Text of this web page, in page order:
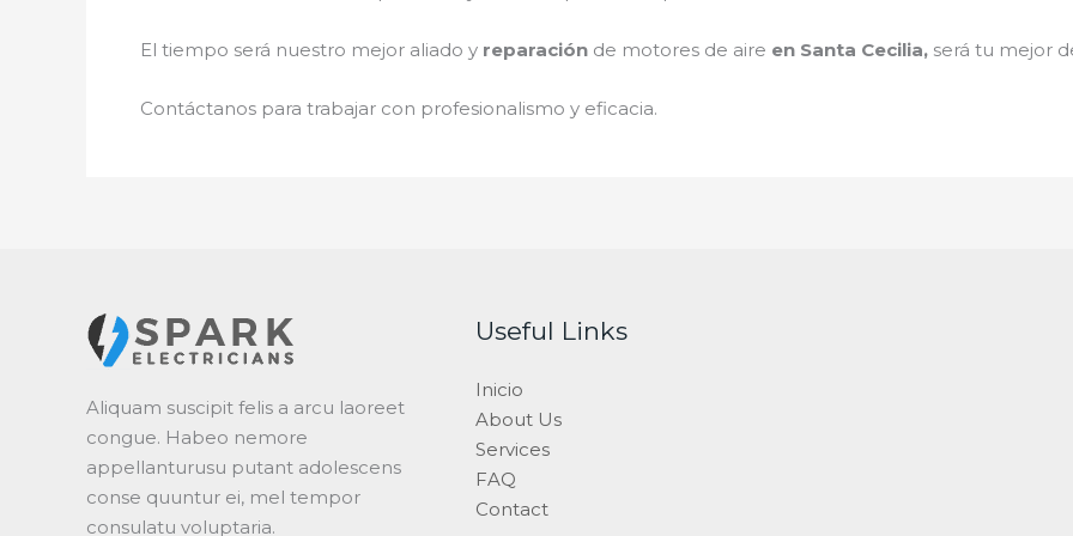
El tiempo será nuestro mejor aliado y reparación de motores de aire en Santa Cecilia, será tu mejor
Contáctanos para trabajar con profesionalismo y eficacia.
Aliquam suscipit felis a arcu laoreet
congue. Habeo nemore
appellanturusu putant adolescens
conse quuntur ei, mel tempor
consulatu voluptaria.
Useful Links
Inicio
About Us
Services
FAQ
Contact